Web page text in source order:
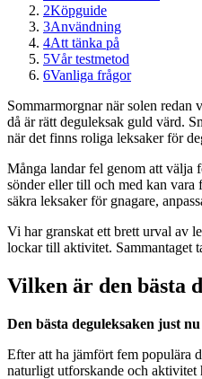
2Köpguide
3Användning
4Att tänka på
5Vår testmetod
6Vanliga frågor
Sommarmorgnar när solen redan
då är rätt deguleksak guld värd.
när det finns roliga leksaker för
Många landar fel genom att välja
sönder eller till och med kan vara
säkra leksaker för gnagare,
Vi har granskat ett brett urval av
lockar till aktivitet. Sammantaget
Vilken är den bästa
Den bästa deguleksaken just
Efter att ha jämfört fem populära
naturligt utforskande och aktivitet